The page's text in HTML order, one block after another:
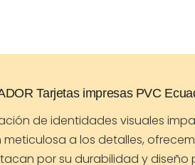
Tarjetas impresas PVC
de identidades visuales
a los detalles,
por su durabilidad y diseño